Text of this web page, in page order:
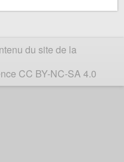
du site de la
CC BY-NC-SA 4.0